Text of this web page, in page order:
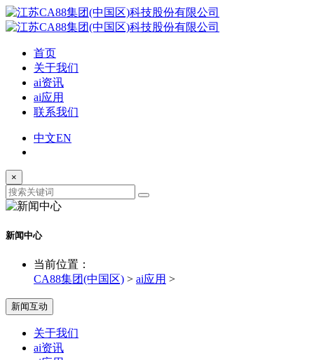
首页
关于我们
ai资讯
ai应用
联系我们
中文EN
×
新闻中心
当前位置：
CA88集团(中国区) > ai应用 >
新闻互动
关于我们
ai资讯